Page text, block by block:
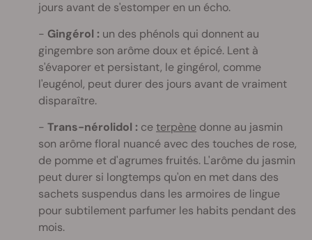
jours avant de s'estomper en un écho.
Gingérol : un des phénols qui donnent au
gingembre son arôme doux et épicé. Lent à
s'évaporer et persistant, le gingérol, comme
l'eugénol, peut durer des jours avant de vraiment
disparaître.
Trans-nérolidol : ceterpène donne au jasmin
son arôme floral nuancé avec des touches de rose,
de pomme et d'agrumes fruités. L'arôme du jasmin
peut durer si longtemps qu'on en met dans des
sachets suspendus dans les armoires de lingue
pour subtilement parfumer les habits pendant des
mois.